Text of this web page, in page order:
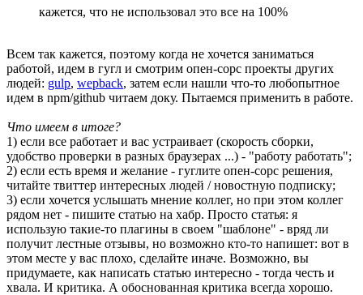
кажется, что не использовал это все на 100%
Всем так кажется, поэтому когда не хочется заниматься
работой, идем в гугл и смотрим опен-сорс проекты других
людей: gulp, wepback, затем если нашли что-то любопытное
идем в npm/github читаем доку. Пытаемся применить в работе.
Что имеем в итоге?
1) если все работает и вас устраивает (скорость сборки,
удобство проверки в разных браузерах ...) - "работу работать";
2) если есть время и желание - гуглите опен-сорс решения,
читайте твиттер интересных людей / новостную подписку;
3) если хочется услышать мнение коллег, но при этом коллег
рядом нет - пишите статью на хабр. Просто статья: я
использую такие-то плагины в своем "шаблоне" - вряд ли
получит лестные отзывы, но возможно кто-то напишет: вот в
этом месте у вас плохо, сделайте иначе. Возможно, вы
придумаете, как написать статью интересно - тогда честь и
хвала. И критика. А обоснованная критика всегда хорошо.